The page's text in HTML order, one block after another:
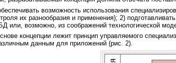
возможность использования
их разнообразия и применения); 2)
или, возможно, из соображений технологической
концепции лежит принцип управляемого
данным для приложений (рис. 2).